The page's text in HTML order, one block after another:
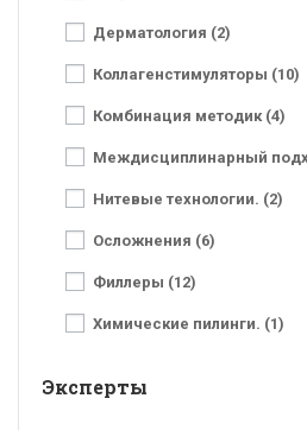
Дерматология (2)
Коллагенстимуляторы (10)
Комбинация методик (4)
Междисциплинарный
Нитевые технологии. (2)
Осложнения (6)
Филлеры (12)
Химические пилинги. (1)
Эксперты